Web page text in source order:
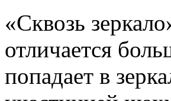
«Сквозь
отличается
попадает в